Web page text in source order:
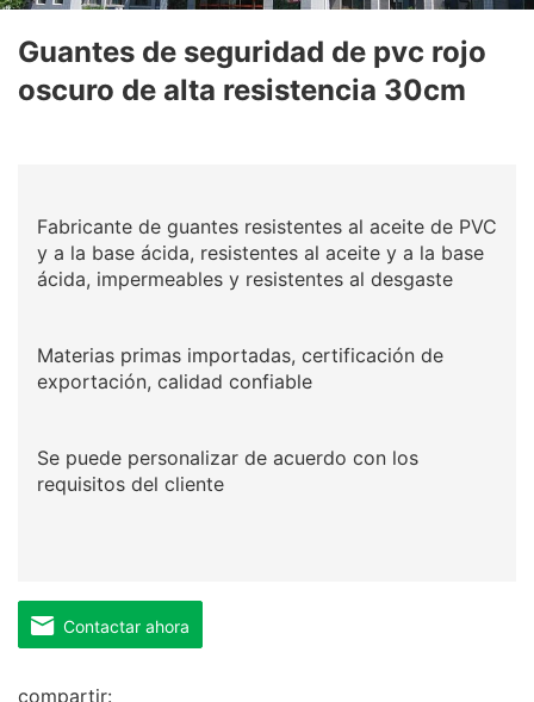
Guantes de seguridad de pvc rojo
oscuro de alta resistencia 30cm
Fabricante de guantes resistentes al aceite de PVC
y a la base ácida, resistentes al aceite y a la base
ácida, impermeables y resistentes al desgaste
Materias primas importadas, certificación de
exportación, calidad confiable
Se puede personalizar de acuerdo con los
requisitos del cliente
Contactar ahora
compartir: